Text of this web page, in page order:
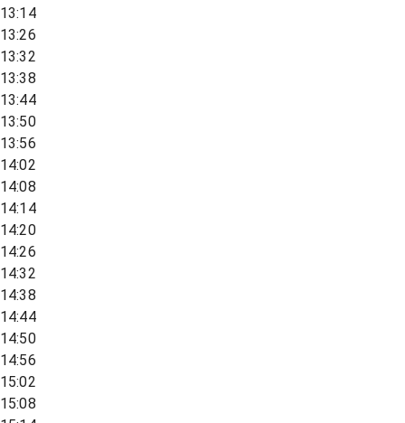
13:14
13:26
13:32
13:38
13:44
13:50
13:56
14:02
14:08
14:14
14:20
14:26
14:32
14:38
14:44
14:50
14:56
15:02
15:08